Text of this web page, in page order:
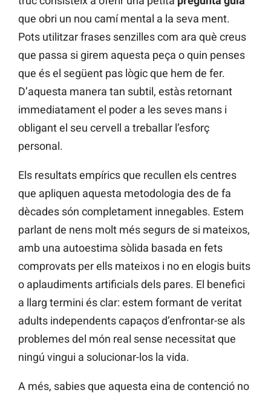
que obri un nou camí mental a la seva ment.
Pots utilitzar frases senzilles com ara què creus
que passa si girem aquesta peça o quin penses
que és el següent pas lògic que hem de fer.
D’aquesta manera tan subtil, estàs retornant
immediatament el poder a les seves mans i
obligant el seu cervell a treballar l’esforç
personal.
Els resultats empírics que recullen els centres
que apliquen aquesta metodologia des de fa
dècades són completament innegables. Estem
parlant de nens molt més segurs de si mateixos,
amb una autoestima sòlida basada en fets
comprovats per ells mateixos i no en elogis buits
o aplaudiments artificials dels pares. El benefici
a llarg termini és clar: estem formant de veritat
adults independents capaços d’enfrontar-se als
problemes del món real sense necessitat que
ningú vingui a solucionar-los la vida.
A més, sabies que aquesta eina de contenció no